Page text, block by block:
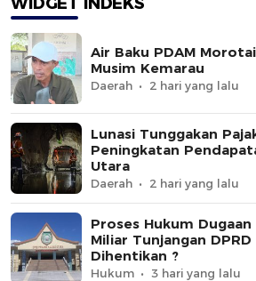
Air Baku PDAM
Musim Kemarau
Daerah 2 hari yang lalu
Lunasi Tunggakan
Peningkatan
Utara
Daerah 2 hari yang lalu
Proses Hukum
Miliar Tunjangan
Dihentikan ?
Hukum 3 hari yang lalu